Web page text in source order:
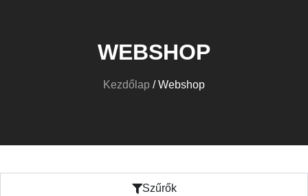
WEBSHOP
Kezdőlap / Webshop
Szűrők